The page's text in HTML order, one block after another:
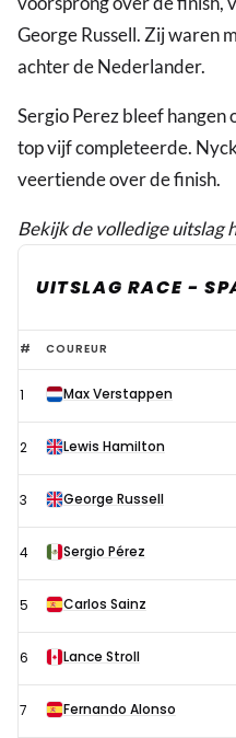
George Russell. Zij waren
achter de Nederlander.
Sergio Perez bleef hangen
top vijf completeerde.
veertiende over de finish.
Bekijk de volledige uitslag
UITSLAG RACE -
Uitslag
race
Formule
1
Spanje
2023
# COUREUR
1 Max Verstappen
2 Lewis Hamilton
3 George Russell
4 Sergio Pérez
5 Carlos Sainz
6 Lance Stroll
7 Fernando Alonso